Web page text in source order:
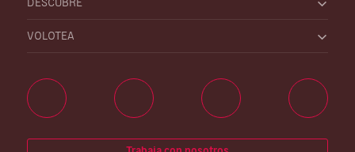
DESCUBRE
VOLOTEA